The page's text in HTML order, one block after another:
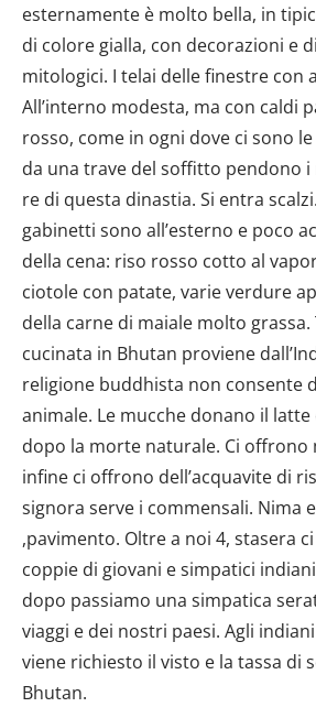
esternamente è molto bella, in
di colore gialla, con decorazioni e
mitologici. I telai delle finestre con
All’interno modesta, ma con caldi
rosso, come in ogni dove ci sono
da una trave del soffitto pendono
re di questa dinastia. Si entra
gabinetti sono all’esterno e poco
della cena: riso rosso cotto al
ciotole con patate, varie verdure
della carne di maiale molto
cucinata in Bhutan proviene
religione buddhista non consente
animale. Le mucche donano il latte
dopo la morte naturale. Ci offrono
infine ci offrono dell’acquavite di
signora serve i commensali. Nima
,pavimento. Oltre a noi 4, stasera
coppie di giovani e simpatici
dopo passiamo una simpatica
viaggi e dei nostri paesi. Agli
viene richiesto il visto e la tassa di
Bhutan.